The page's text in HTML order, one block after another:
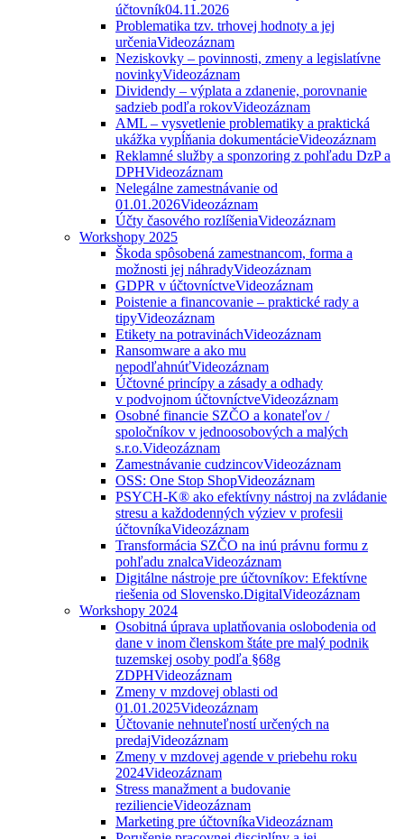
účtovník04.11.2026
Problematika tzv. trhovej hodnoty a jej
určeniaVideozáznam
Neziskovky – povinnosti, zmeny a legislatívne
novinkyVideozáznam
Dividendy – výplata a zdanenie, porovnanie
sadzieb podľa rokovVideozáznam
AML – vysvetlenie problematiky a praktická
ukážka vypĺňania dokumentácieVideozáznam
Reklamné služby a sponzoring z pohľadu DzP a
DPHVideozáznam
Nelegálne zamestnávanie od
01.01.2026Videozáznam
Účty časového rozlíšeniaVideozáznam
Workshopy 2025
Škoda spôsobená zamestnancom, forma a
možnosti jej náhradyVideozáznam
GDPR v účtovníctveVideozáznam
Poistenie a financovanie – praktické rady a
tipyVideozáznam
Etikety na potravináchVideozáznam
Ransomware a ako mu
nepodľahnúťVideozáznam
Účtovné princípy a zásady a odhady
v podvojnom účtovníctveVideozáznam
Osobné financie SZČO a konateľov /
spoločníkov v jednoosobových a malých
s.r.o.Videozáznam
Zamestnávanie cudzincovVideozáznam
OSS: One Stop ShopVideozáznam
PSYCH-K® ako efektívny nástroj na zvládanie
stresu a každodenných výziev v profesii
účtovníkaVideozáznam
Transformácia SZČO na inú právnu formu z
pohľadu znalcaVideozáznam
Digitálne nástroje pre účtovníkov: Efektívne
riešenia od Slovensko.DigitalVideozáznam
Workshopy 2024
Osobitná úprava uplatňovania oslobodenia od
dane v inom členskom štáte pre malý podnik
tuzemskej osoby podľa §68g
ZDPHVideozáznam
Zmeny v mzdovej oblasti od
01.01.2025Videozáznam
Účtovanie nehnuteľností určených na
predajVideozáznam
Zmeny v mzdovej agende v priebehu roku
2024Videozáznam
Stress manažment a budovanie
reziliencieVideozáznam
Marketing pre účtovníkaVideozáznam